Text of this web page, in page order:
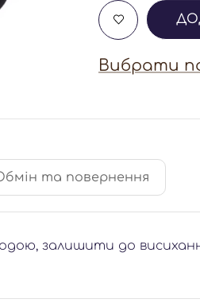
Вибрати
та повернення
залишити до